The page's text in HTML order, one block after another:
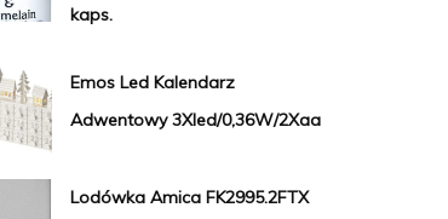
kaps.
Emos Led Kalendarz
Adwentowy 3Xled/0,36W/2Xaa
Lodówka Amica FK2995.2FTX